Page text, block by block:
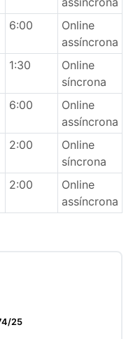
6:00
Online
assíncrona
1:30
Online
síncrona
6:00
Online
assíncrona
2:00
Online
síncrona
2:00
Online
assíncrona
25